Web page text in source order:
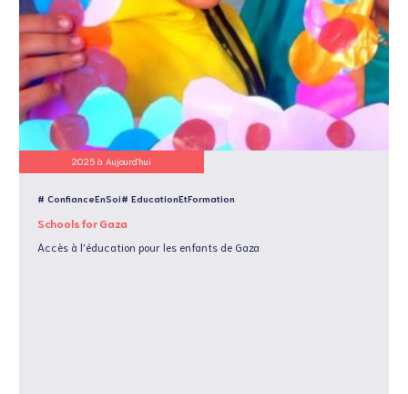
2025 à Aujourd'hui
# ConfianceEnSoi# EducationEtFormation
Schools for Gaza
Accès à l'éducation pour les enfants de Gaza